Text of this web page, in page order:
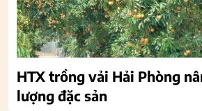
HTX trồng vải Hải Phòng
lượng đặc sản